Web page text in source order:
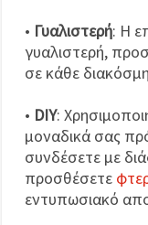
• Γυαλιστερή: Η
γυαλιστερή,
σε κάθε
• DIY:
μοναδικά σας
συνδέσετε με
προσθέσετε
εντυπωσιακό